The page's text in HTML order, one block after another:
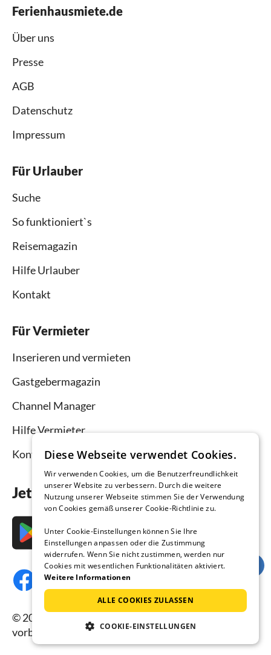
Ferienhausmiete.de
Über uns
Presse
AGB
Datenschutz
Impressum
Für Urlauber
Suche
So funktioniert`s
Reisemagazin
Hilfe Urlauber
Kontakt
Für Vermieter
Inserieren und vermieten
Gastgebermagazin
Channel Manager
Hilfe Vermieter
Kontakt
Jetzt die App downloaden
© 2026 Ferienhausmiete.de, alle Rechte
vorbehalten.
Diese Webseite verwendet Cookies.
Wir verwenden Cookies, um die Benutzerfreundlichkeit
unserer Website zu verbessern. Durch die weitere
Nutzung unserer Webseite stimmen Sie der Verwendung
von Cookies gemäß unserer Cookie-Richtlinie zu.
Unter Cookie-Einstellungen können Sie Ihre
Einstellungen anpassen oder die Zustimmung
widerrufen. Wenn Sie nicht zustimmen, werden nur
Cookies mit wesentlichen Funktionalitäten aktiviert.
Weitere Informationen
ALLE COOKIES ZULASSEN
COOKIE-EINSTELLUNGEN